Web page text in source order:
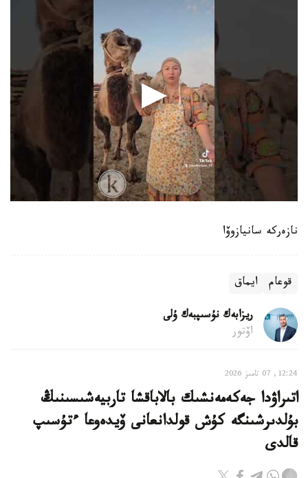
نازەركە سانيازوۆا
قوعام ايماق
ريزابەك نۇسىپبەك ۇلى
اۆتور
12:24, 07 تامىز 2026
اتىراۋدا جەكەمەنشىك بالاباقشا تاربيەشىسىنىڭ
بۇلدىرشىنگە كۇش قولدانعانى ۆيدەوعا ءتۇسىپ
قالدى